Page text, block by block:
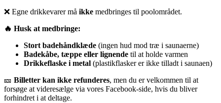
❌ Egne drikkevarer må ikke medbringes til poolområdet.
🔥 Husk at medbringe:
Stort badehåndklæde (ingen hud mod træ i saunaerne)
Badekåbe, tæppe eller lignende til at holde varmen
Drikkeflaske i metal (plastikflasker er ikke tilladt i saunaen)
🎫 Billetter kan ikke refunderes, men du er velkommen til at
forsøge at videresælge via vores Facebook-side, hvis du bliver
forhindret i at deltage.